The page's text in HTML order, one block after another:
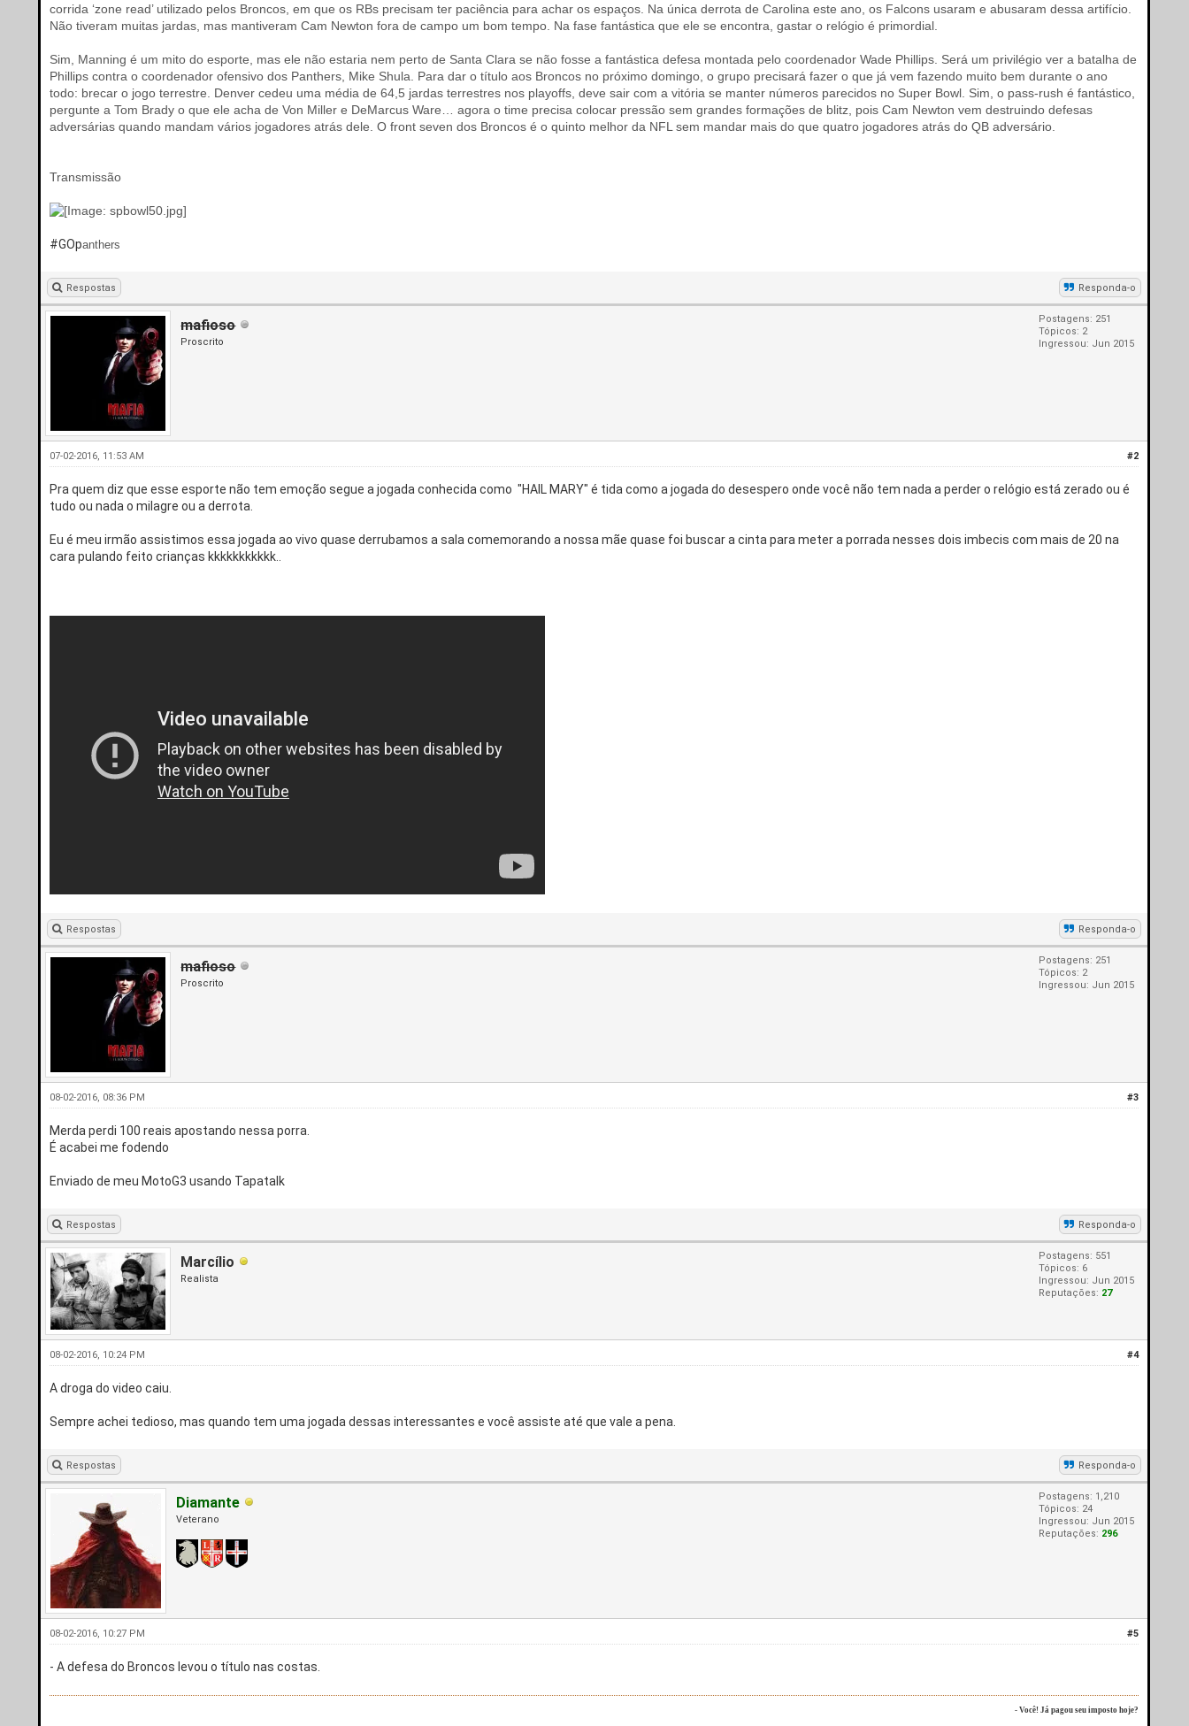
corrida ‘zone read’ utilizado pelos Broncos, em que os RBs precisam ter paciência para achar os espaços. Na única derrota de Carolina este ano, os Falcons usaram e abusaram dessa artifício.
Não tiveram muitas jardas, mas mantiveram Cam Newton fora de campo um bom tempo. Na fase fantástica que ele se encontra, gastar o relógio é primordial.
Sim, Manning é um mito do esporte, mas ele não estaria nem perto de Santa Clara se não fosse a fantástica defesa montada pelo coordenador Wade Phillips. Será um privilégio ver a batalha de
Phillips contra o coordenador ofensivo dos Panthers, Mike Shula. Para dar o título aos Broncos no próximo domingo, o grupo precisará fazer o que já vem fazendo muito bem durante o ano
todo: brecar o jogo terrestre. Denver cedeu uma média de 64,5 jardas terrestres nos playoffs, deve sair com a vitória se manter números parecidos no Super Bowl. Sim, o pass-rush é fantástico,
pergunte a Tom Brady o que ele acha de Von Miller e DeMarcus Ware… agora o time precisa colocar pressão sem grandes formações de blitz, pois Cam Newton vem destruindo defesas
adversárias quando mandam vários jogadores atrás dele. O front seven dos Broncos é o quinto melhor da NFL sem mandar mais do que quatro jogadores atrás do QB adversário.
Transmissão
#GOpanthers
Respostas Responda-o
mafioso
Proscrito
Postagens: 251
Tópicos: 2
Ingressou: Jun 2015
#2
07-02-2016, 11:53 AM
Pra quem diz que esse esporte não tem emoção segue a jogada conhecida como "HAIL MARY" é tida como a jogada do desespero onde você não tem nada a perder o relógio está zerado ou é
tudo ou nada o milagre ou a derrota.
Eu é meu irmão assistimos essa jogada ao vivo quase derrubamos a sala comemorando a nossa mãe quase foi buscar a cinta para meter a porrada nesses dois imbecis com mais de 20 na
cara pulando feito crianças kkkkkkkkkkk..
Respostas Responda-o
mafioso
Proscrito
Postagens: 251
Tópicos: 2
Ingressou: Jun 2015
#3
08-02-2016, 08:36 PM
Merda perdi 100 reais apostando nessa porra.
É acabei me fodendo
Enviado de meu MotoG3 usando Tapatalk
Respostas Responda-o
Marcílio
Realista
Postagens: 551
Tópicos: 6
Ingressou: Jun 2015
Reputações: 27
#4
08-02-2016, 10:24 PM
A droga do video caiu.
Sempre achei tedioso, mas quando tem uma jogada dessas interessantes e você assiste até que vale a pena.
Respostas Responda-o
Diamante
Veterano
Postagens: 1,210
Tópicos: 24
Ingressou: Jun 2015
Reputações: 296
#5
08-02-2016, 10:27 PM
- A defesa do Broncos levou o título nas costas.
- Você! Já pagou seu imposto hoje?